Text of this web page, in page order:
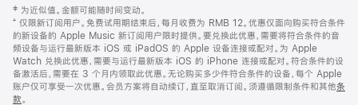
页
页
脚
注
‡ 为近似值。金额可能随时间变动。
⁺ 仅限新订阅用户。免费试用期结束后，每月收费为 RMB 12。优惠仅面向购买符合条件
的新设备的 Apple Music 新订阅用户限时提供。要兑换此优惠，需要将符合条件的音
频设备与运行最新版本 iOS 或 iPadOS 的 Apple 设备连接或配对。为 Apple
Watch 兑换此优惠，需要与运行最新版本 iOS 的 iPhone 连接或配对。符合条件的设
备激活后，需要在 3 个月内领取此优惠。无论购买多少件符合条件的设备，每个 Apple
账户仅可享受一次优惠。会员方案将自动续订，直至取消订阅。须遵循限制条件和其他条
款。